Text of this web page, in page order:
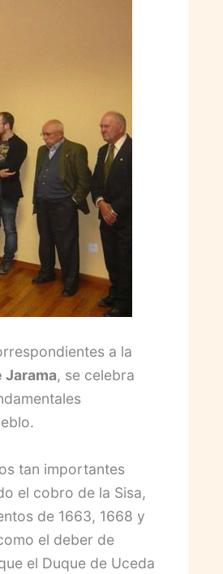
a la
Jarama, se celebra
tan importantes
el cobro de la Sisa,
de 1663, 1668 y
el deber de
el Duque de Uceda